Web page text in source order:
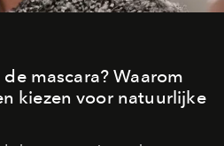
mascara? Waarom
kiezen voor natuurlijke